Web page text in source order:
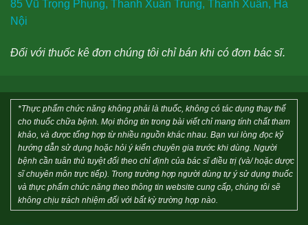
85 Vũ Trọng Phụng, Thanh Xuân Trung, Thanh Xuân, Hà
Nội
Đối với thuốc kê đơn chúng tôi chỉ bán khi có đơn bác sĩ.
*Thực phẩm chức năng không phải là thuốc, không có tác dụng thay thế
cho thuốc chữa bệnh. Mọi thông tin trong bài viết chỉ mang tính chất tham
khảo, và được tổng hợp từ nhiều nguồn khác nhau. Bạn vui lòng đọc kỹ
hướng dẫn sử dụng hoặc hỏi ý kiến chuyên gia trước khi dùng. Người
bệnh cần tuân thủ tuyệt đối theo chỉ định của bác sĩ điều trị (và/ hoặc dược
sĩ chuyên môn trực tiếp). Trong trường hợp người dùng tự ý sử dụng thuốc
và thực phẩm chức năng theo thông tin website cung cấp, chúng tôi sẽ
không chịu trách nhiệm đối với bất kỳ trường hợp nào.